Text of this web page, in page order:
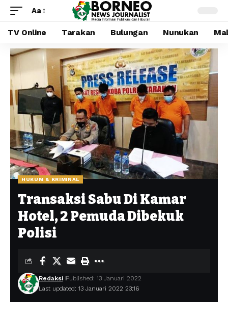
Aa
TV Online Tarakan Bulungan Nunukan
HUKUM & KRIMINAL
Transaksi Sabu Di Kamar
Hotel, 2 Pemuda Dibekuk
Polisi
Last updated: 13 Januari 2022 23:16
Redaksi Published: 13 Januari 2022